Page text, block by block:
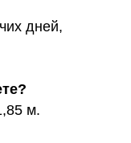
дней,
м.